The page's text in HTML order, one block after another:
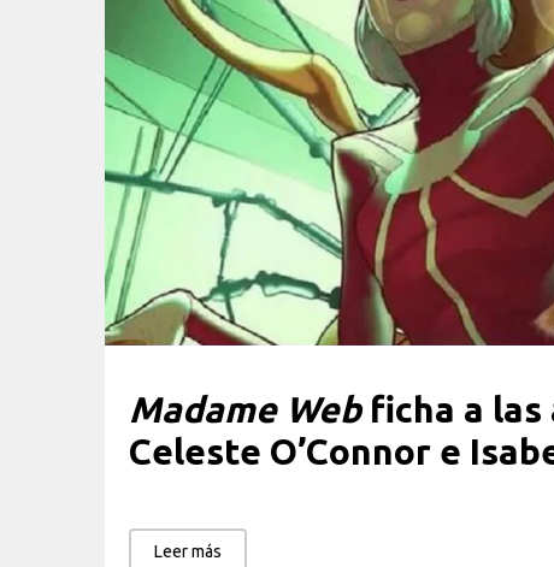
Madame Webficha a las
Celeste O’Connor e
Leer más